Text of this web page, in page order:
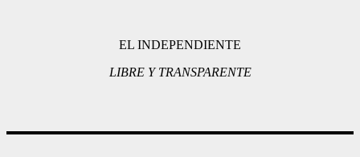
EL INDEPENDIENTE
LIBRE Y TRANSPARENTE